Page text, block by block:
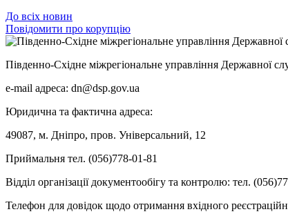
До всіх новин
Повідомити про корупцію
Південно-Східне міжрегіональне управління Державної
e-mail адреса: dn@dsp.gov.ua
Юридична та фактична адреса:
49087, м. Дніпро, пров. Універсальний, 12
Приймальня тел. (056)778-01-81
Відділ організації документообігу та контролю: тел.
Телефон для довідок щодо отримання вхідного